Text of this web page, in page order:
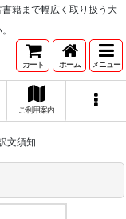
籍まで幅広く取り扱う大
カート ホーム メニュー
ご利用案内
文須知